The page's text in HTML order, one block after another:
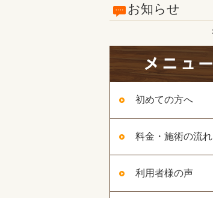
お知らせ
初めての方へ
料金・施術の流れ
利用者様の声